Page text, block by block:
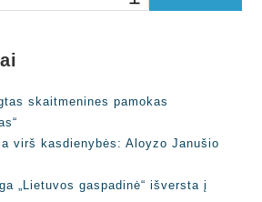
skaitmenines pamokas
virš kasdienybės: Aloyzo Janušio
„Lietuvos gaspadinė“ išversta į